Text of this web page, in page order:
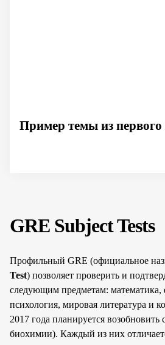
Пример темы из первого
GRE Subject Tests
Профильный GRE (официальное
Test) позволяет проверить и
следующим предметам: математика,
психология, мировая литература и
2017 года планируется возобновить
биохимии). Каждый из них